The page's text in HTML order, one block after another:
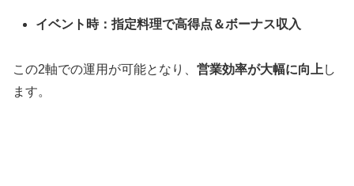
イベント時：指定料理で高得点＆ボーナス収入
この2軸での運用が可能となり、 営業効率が大幅に向上 し
ます。